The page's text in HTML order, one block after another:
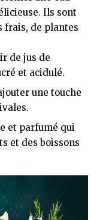
Ils sont
frais, de plantes
de jus de
et acidulé.
une touche
et parfumé qui
et des boissons